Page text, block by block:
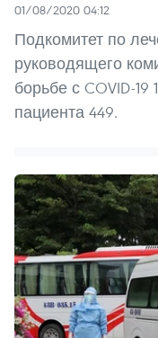
01/08/2020 04:12
Подкомитет по
руководящего
борьбе с COVID-
пациента 449.